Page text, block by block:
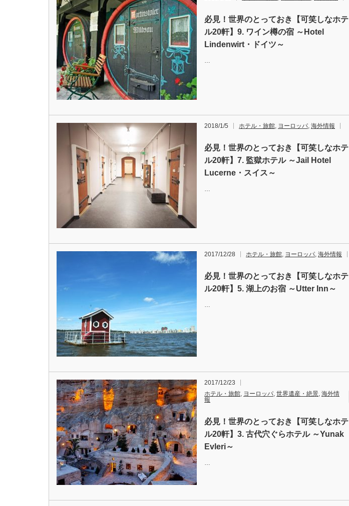
必見！世界のとっておき【可笑しなホテ
ル20軒】9. ワイン樽の宿 ～Hotel
Lindenwirt・ドイツ～
…
2018/1/5 ホテル・旅館, ヨーロッパ, 海外情報
必見！世界のとっておき【可笑しなホテ
ル20軒】7. 監獄ホテル ～Jail Hotel
Lucerne・スイス～
…
2017/12/28 ホテル・旅館, ヨーロッパ, 海外情報
必見！世界のとっておき【可笑しなホテ
ル20軒】5. 湖上のお宿 ～Utter Inn～
…
2017/12/23
ホテル・旅館, ヨーロッパ, 世界遺産・絶景, 海外情
報
必見！世界のとっておき【可笑しなホテ
ル20軒】3. 古代穴ぐらホテル ～Yunak
Evleri～
…